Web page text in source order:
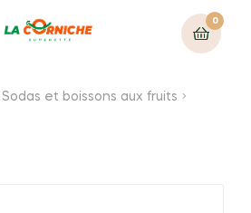
0
Sodas et boissons aux fruits